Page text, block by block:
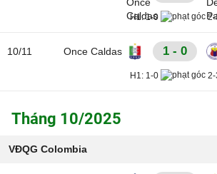
H1:1-0
10/11 Once Caldas 1 - 0
H1: 1-0 2-
Tháng 10/2025
VĐQG Colombia